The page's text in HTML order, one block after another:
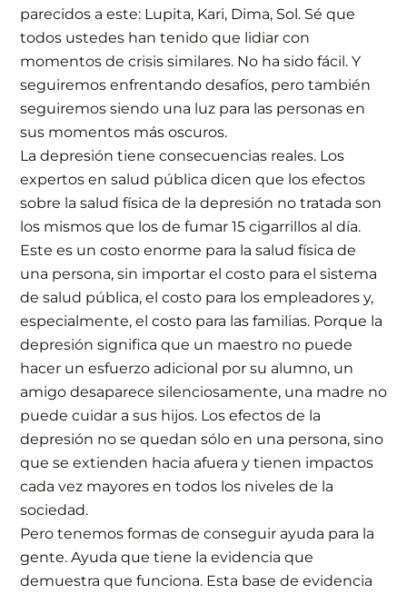
parecidos a este: Lupita, Kari, Dima, Sol. Sé que
todos ustedes han tenido que lidiar con
momentos de crisis similares. No ha sido fácil. Y
seguiremos enfrentando desafíos, pero también
seguiremos siendo una luz para las personas en
sus momentos más oscuros.
La depresión tiene consecuencias reales. Los
expertos en salud pública dicen que los efectos
sobre la salud física de la depresión no tratada son
los mismos que los de fumar 15 cigarrillos al día.
Este es un costo enorme para la salud física de
una persona, sin importar el costo para el sistema
de salud pública, el costo para los empleadores y,
especialmente, el costo para las familias. Porque la
depresión significa que un maestro no puede
hacer un esfuerzo adicional por su alumno, un
amigo desaparece silenciosamente, una madre no
puede cuidar a sus hijos. Los efectos de la
depresión no se quedan sólo en una persona, sino
que se extienden hacia afuera y tienen impactos
cada vez mayores en todos los niveles de la
sociedad.
Pero tenemos formas de conseguir ayuda para la
gente. Ayuda que tiene la evidencia que
demuestra que funciona. Esta base de evidencia